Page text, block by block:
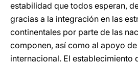
estabilidad que todos esperan,
gracias a la integración en las
continentales por parte de las
componen, así como al apoyo
internacional. El establecimiento